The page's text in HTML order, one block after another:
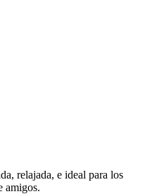
relajada, e ideal para los
amigos.